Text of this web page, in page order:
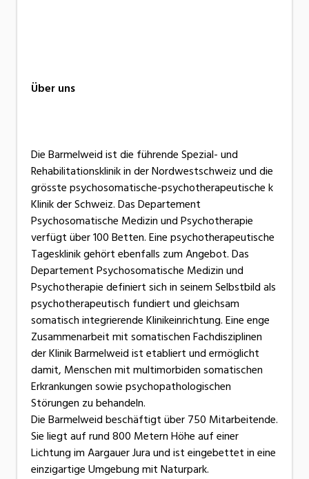
Über uns
Die Barmelweid ist die führende Spezial- und
Rehabilitationsklinik in der Nordwestschweiz und die
grösste psychosomatische-psychotherapeutische k
Klinik der Schweiz. Das Departement
Psychosomatische Medizin und Psychotherapie
verfügt über 100 Betten. Eine psychotherapeutische
Tagesklinik gehört ebenfalls zum Angebot. Das
Departement Psychosomatische Medizin und
Psychotherapie definiert sich in seinem Selbstbild als
psychotherapeutisch fundiert und gleichsam
somatisch integrierende Klinikeinrichtung. Eine enge
Zusammenarbeit mit somatischen Fachdisziplinen
der Klinik Barmelweid ist etabliert und ermöglicht
damit, Menschen mit multimorbiden somatischen
Erkrankungen sowie psychopathologischen
Störungen zu behandeln.
Die Barmelweid beschäftigt über 750 Mitarbeitende.
Sie liegt auf rund 800 Metern Höhe auf einer
Lichtung im Aargauer Jura und ist eingebettet in eine
einzigartige Umgebung mit Naturpark.